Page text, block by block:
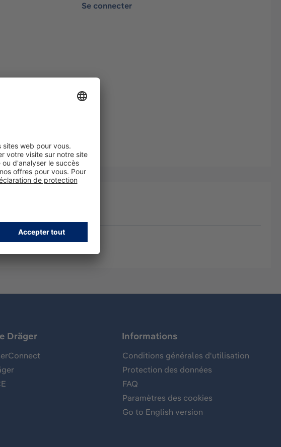
Se connecter
Dräger Informations
Conditions générales d'utilisation
Protection des données
FAQ
Paramètres des cookies
Go to English version